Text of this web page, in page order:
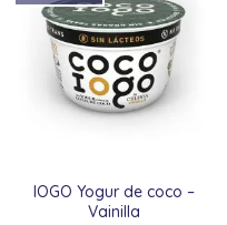
IOGO Yogur de coco –
Vainilla